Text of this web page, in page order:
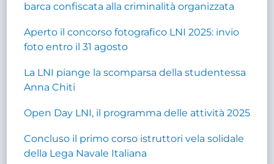
barca confiscata alla criminalità organizzata
Aperto il concorso fotografico LNI 2025: invio
foto entro il 31 agosto
La LNI piange la scomparsa della studentessa
Anna Chiti
Open Day LNI, il programma delle attività 2025
Concluso il primo corso istruttori vela solidale
della Lega Navale Italiana